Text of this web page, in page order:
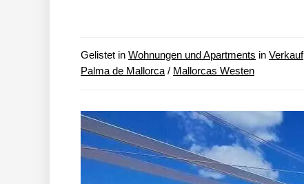
Gelistet in Wohnungen und Apartments in Verkauf
Palma de Mallorca / Mallorcas Westen